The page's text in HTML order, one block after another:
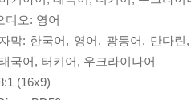
디오: 영어
막: 한국어, 영어, 광동어, 만다
국어, 터키어, 우크라이나어
(16x9)